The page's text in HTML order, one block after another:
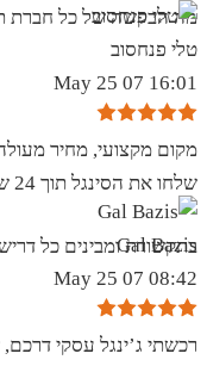
מה הבקשה של כל חברת
טלי פנחסוב
16:01 07 May 25
מקום מקצועי, מחיר
בתקשורת ומבינים כל
Gal Bazis
08:42 07 May 25
רכשתי ג’ינגל עסקי דרכם,